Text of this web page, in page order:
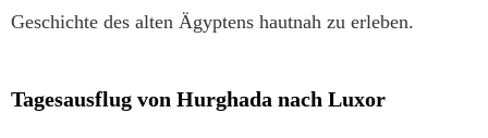
Geschichte des alten Ägyptens hautnah zu erleben.
Tagesausflug von Hurghada nach Luxor